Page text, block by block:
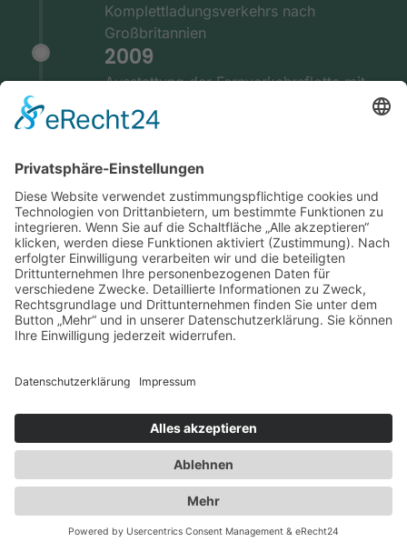
Komplettladungsverkehrs nach
Großbritannien
2009
Ausstattung der Fernverkehrsflotte mit
2010
Flaschengaslagers für Propangas und
Technische Gase
2014
Umzug innerhalb Heusenstamms in
unsere neuen Räumlichkeiten an der
Martinseestraße 1
2015
50 Jahre Erfolgsgeschichte. Die Spedition
2016
Ausbau des Speditionshofes um 4000 qm
Erweiterung der Lagerfläche auf knapp
18000 qm
Implementierung eines